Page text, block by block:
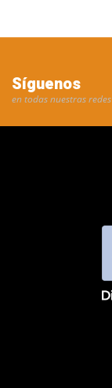
Síguenos
en todas nuestras redes